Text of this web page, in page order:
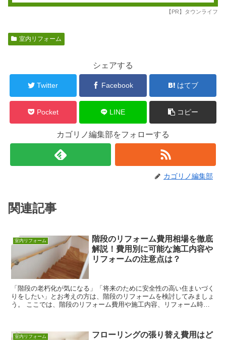
【PR】タウンライフ
室内リフォーム
シェアする
Twitter Facebook はてブ
Pocket LINE コピー
カゴリノ編集部をフォローする
カゴリノ編集部
関連記事
室内リフォーム
階段のリフォーム費用相場を徹底
解説！費用別に可能な施工内容や
リフォームの注意点は？
「階段の老朽化が気になる」「将来のために安全性の高い住まいづく
りをしたい」とお考えの方は、階段のリフォームを検討してみましょ
う。 ここでは、階段のリフォーム費用や施工内容、リフォーム時の
室内リフォーム
フローリングの張り替え費用はど